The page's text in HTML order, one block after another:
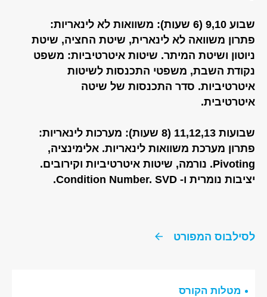
שבוע 9,10 (6 שעות): משוואות לא לינאריות:
פתרון משוואה לא לינארית, שיטת החציה, שיטת
ניוטון ושיטת המיתר. שיטות איטרטיביות: משפט
נקודת השבת, משפטי התכנסות לשיטות
איטרטיביות. סדר התכנסות של שיטה
איטרטיבית.
שבועות 11,12,13 (8 שעות): מערכות לינאריות:
פתרון מערכת משוואות לינאריות. אלימינציה,
Pivoting. נורמה, שיטות איטרטיביות וקירובים.
יציבות נומרית ו- Condition Number. SVD.
לסילבוס המפורט
מטלות הקורס